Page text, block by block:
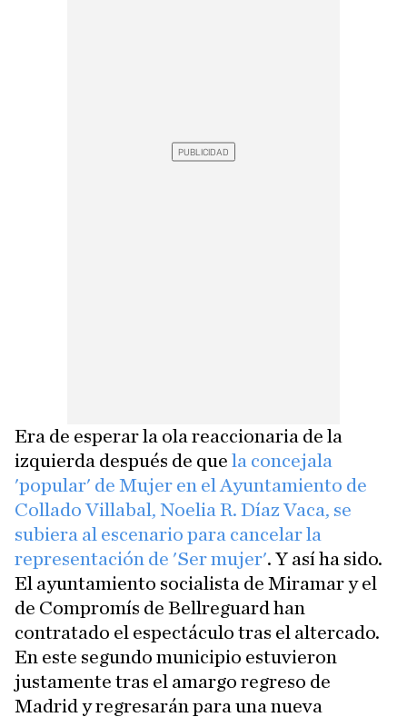
Era de esperar la ola reaccionaria de la
izquierda después de que la concejala
'popular' de Mujer en el Ayuntamiento de
Collado Villabal, Noelia R. Díaz Vaca, se
subiera al escenario para cancelar la
representación de 'Ser mujer'. Y así ha sido.
El ayuntamiento socialista de Miramar y el
de Compromís de Bellreguard han
contratado el espectáculo tras el altercado.
En este segundo municipio estuvieron
justamente tras el amargo regreso de
Madrid y regresarán para una nueva